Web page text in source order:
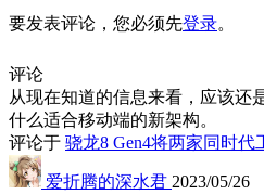
要发表评论，您必须先登录。
评论
从现在知道的信息来看，应该还
什么适合移动端的新架构。
评论于 骁龙8 Gen4将两家同时代
爱折腾的深水君 2023/05/26